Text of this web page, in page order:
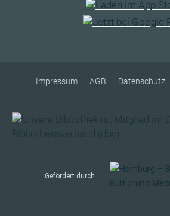
Impressum AGB Datenschutz
Gefördert durch